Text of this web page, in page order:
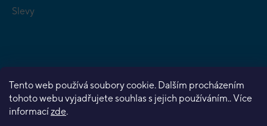
Tento web používá soubory cookie. Dalším procházením
tohoto webu vyjadřujete souhlas s jejich používáním.. Více
informacízde.
Slevy
Vytvořil Shoptet Premium
Copyright 2026Planeta her. Všechna práva vyhrazena.